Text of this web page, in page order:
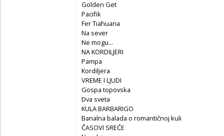
Golden Get
Pacifik
Fer Tiahuana
Na sever
Ne mogu...
NA KORDILJERI
Pampa
Kordiljera
VREME I LJUDI
Gospa topovska
Dva sveta
KULA BARBARIGO
Banalna balada o romantičnoj kuli
ČASOVI SREĆE